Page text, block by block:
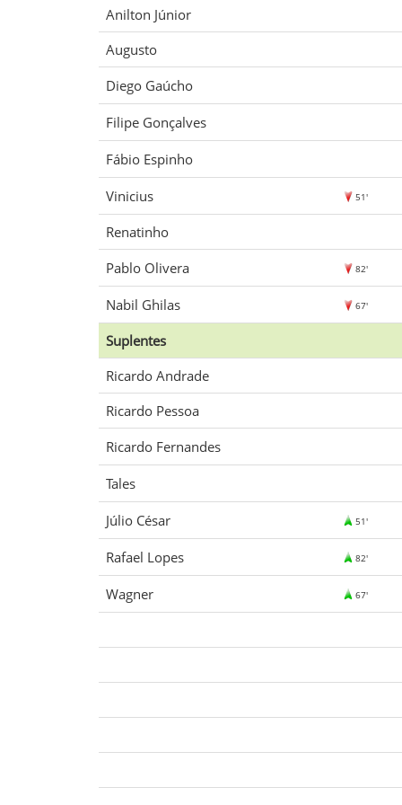
Anilton Júnior
Augusto
Diego Gaúcho
Filipe Gonçalves
Fábio Espinho
Vinicius 51'
Renatinho
Pablo Olivera
82'
Nabil Ghilas 67'
Suplentes
Ricardo Andrade
Ricardo Pessoa
Ricardo Fernandes
Tales
Júlio César 51'
Rafael Lopes 82'
Wagner 67'